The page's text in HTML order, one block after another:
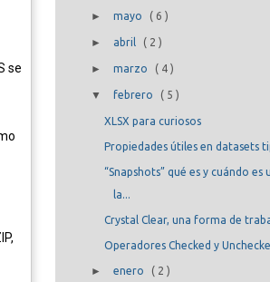
se
► mayo ( 6 )
► abril ( 2 )
► marzo ( 4 )
▼ febrero ( 5 )
XLSX para curiosos
Propiedades útiles en datasets
“Snapshots” qué es y cuándo es
la...
Crystal Clear, una forma de
Operadores Checked y
► enero ( 2 )